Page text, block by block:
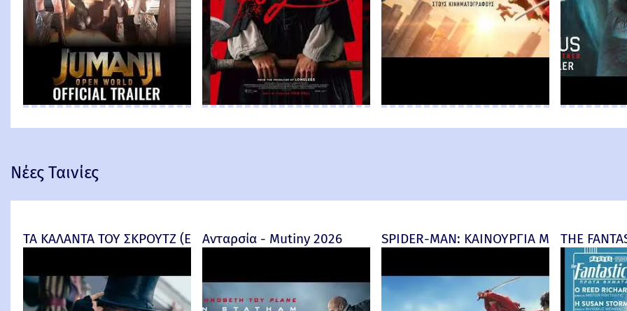
Νέες Ταινίες
ΤΑ ΚΑΛΑΝΤΑ ΤΟΥ ΣΚΡΟΥΤΖ (Ebenezer) -Ανταρσία - Mutiny 2026 SPIDER-MAN: ΚΑΙΝΟΥΡΓΙΑ ΜΕΡΑTHE